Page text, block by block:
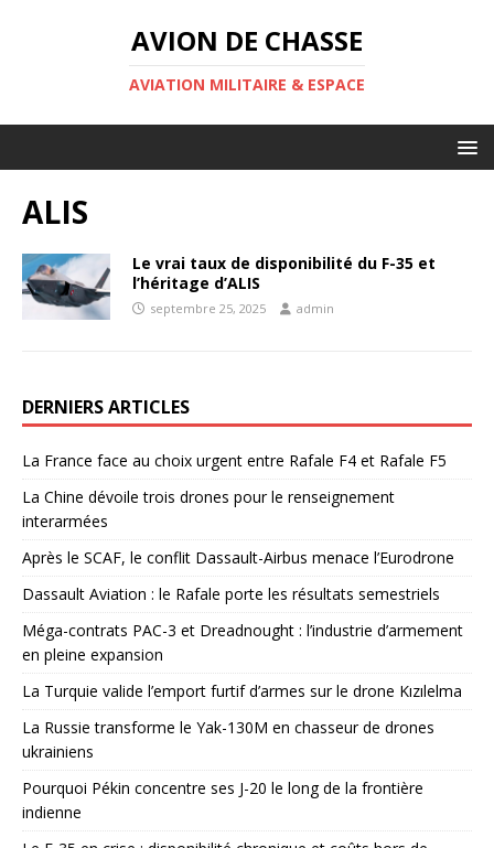
AVION DE CHASSE
AVIATION MILITAIRE & ESPACE
ALIS
Le vrai taux de disponibilité du F-35 et
l’héritage d’ALIS
septembre 25, 2025 admin
DERNIERS ARTICLES
La France face au choix urgent entre Rafale F4 et Rafale F5
La Chine dévoile trois drones pour le renseignement
interarmées
Après le SCAF, le conflit Dassault-Airbus menace l’Eurodrone
Dassault Aviation : le Rafale porte les résultats semestriels
Méga-contrats PAC-3 et Dreadnought : l’industrie d’armement
en pleine expansion
La Turquie valide l’emport furtif d’armes sur le drone Kızılelma
La Russie transforme le Yak-130M en chasseur de drones
ukrainiens
Pourquoi Pékin concentre ses J-20 le long de la frontière
indienne